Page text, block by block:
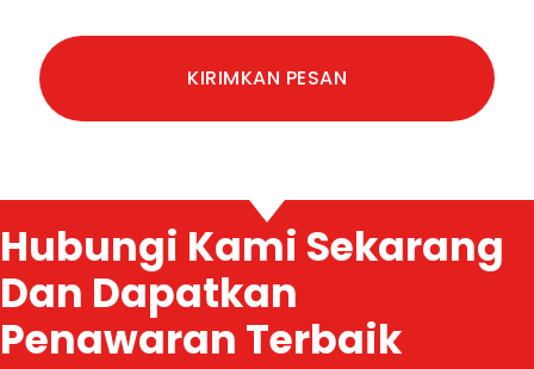
Hubungi Kami Sekarang
Dan Dapatkan
Penawaran Terbaik